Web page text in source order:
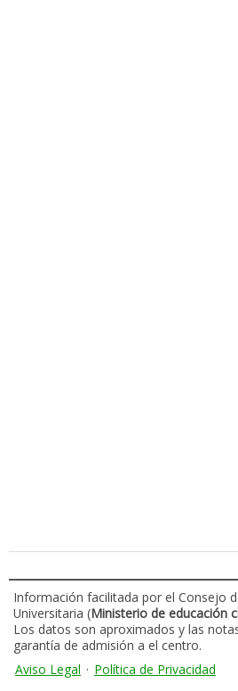
Información facilitada por el Consejo
Universitaria (Ministerio de educación
Los datos son aproximados y las
garantía de admisión a el centro.
Aviso Legal · Política de Privacidad